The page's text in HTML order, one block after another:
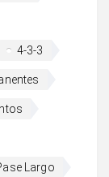
4-3-3
Largo